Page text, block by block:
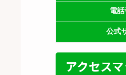
電
公式
アクセス